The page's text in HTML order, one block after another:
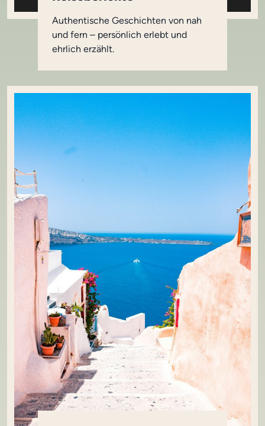
Authentische Geschichten von nah
und fern – persönlich erlebt und
ehrlich erzählt.